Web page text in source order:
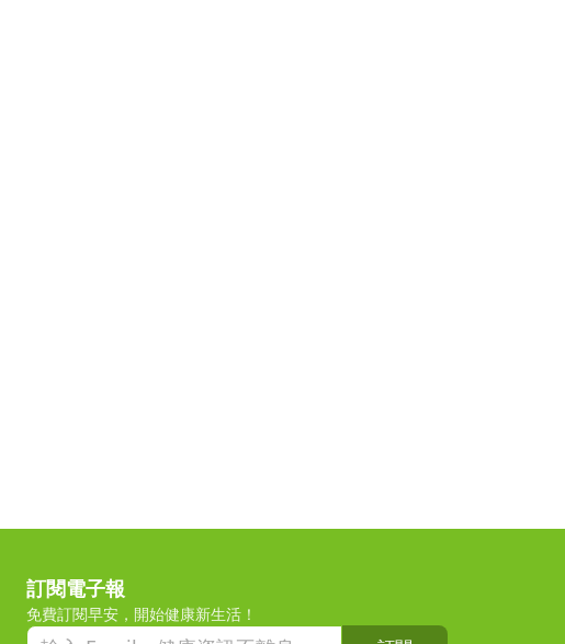
訂閱電子報
免費訂閱早安，開始健康新生活！